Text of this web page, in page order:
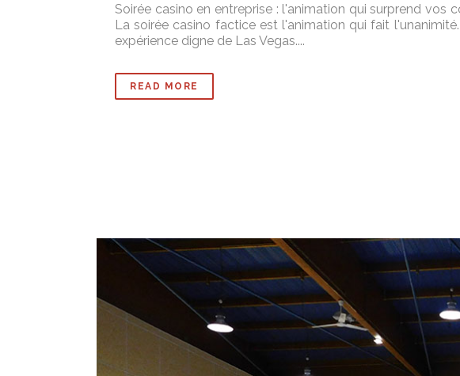
Soirée casino en entreprise : l'animation qui surprend vos
La soirée casino factice est l'animation qui fait
expérience digne de Las Vegas....
READ MORE